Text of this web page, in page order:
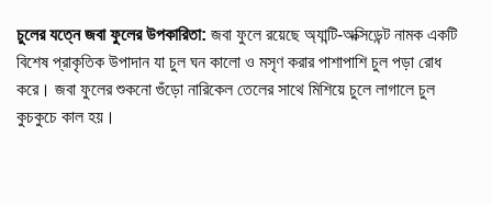
চুলের যত্নে জবা ফুলের উপকারিতা: জবা ফুলে রয়েছে অ্যান্টি-অক্সিডেন্ট নামক একটি
বিশেষ প্রাকৃতিক উপাদান যা চুল ঘন কালো ও মসৃণ করার পাশাপাশি চুল পড়া রোধ
করে। জবা ফুলের শুকনো গুঁড়ো নারিকেল তেলের সাথে মিশিয়ে চুলে লাগালে চুল
কুচকুচে কাল হয়।